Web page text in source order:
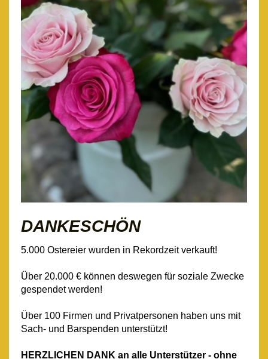
DANKESCHÖN
5.000 Ostereier wurden in Rekordzeit verkauft!
Über 20.000 € können deswegen für soziale Zwecke
gespendet werden!
Über 100 Firmen und Privatpersonen haben uns mit
Sach- und Barspenden unterstützt!
HERZLICHEN DANK an alle Unterstützer - ohne